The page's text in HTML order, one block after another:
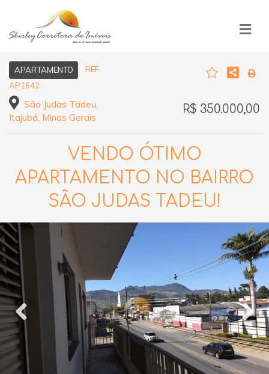
APARTAMENTO
REF
AP1642
São Judas Tadeu,
Itajubá, Minas Gerais
R$ 350.000,00
VENDO ÓTIMO
APARTAMENTO NO BAIRRO
SÃO JUDAS TADEU!